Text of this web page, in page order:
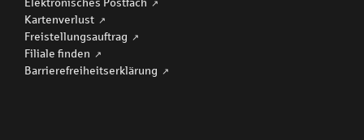
Kartenverlust
Freistellungsauftrag
Filiale finden
Barriere­freiheits­erklärung